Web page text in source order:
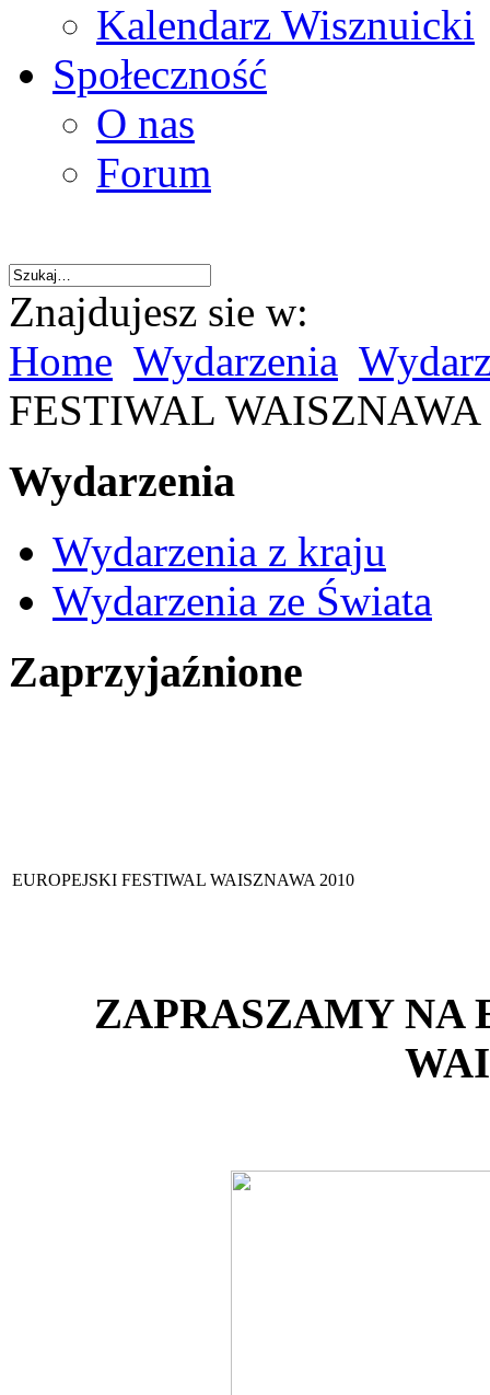
Kalendarz Wisznuicki
Społeczność
O nas
Forum
Znajdujesz sie w:
Home Wydarzenia
FESTIWAL WAISZNAWA
Wydarzenia
Wydarzenia z kraju
Wydarzenia ze Świata
Zaprzyjaźnione
EUROPEJSKI FESTIWAL WAISZNAWA 2010
ZAPRASZAMY NA